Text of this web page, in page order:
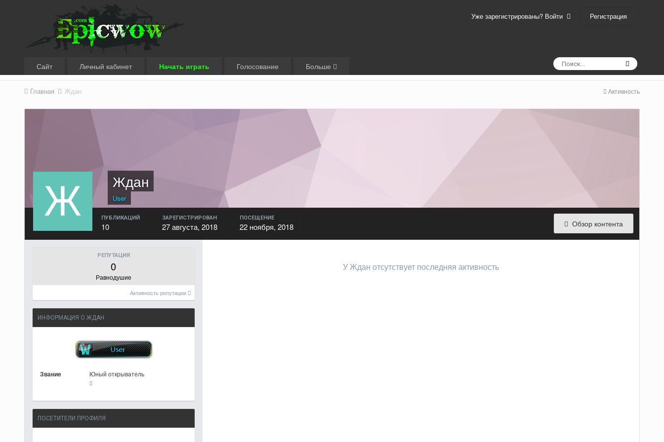
Уже зарегистрированы? Войти Регистрация
Сайт Личный кабинет Начать играть Голосование Больше
Активность
Главная Ждан
Ждан
User
Обзор контента
ПУБЛИКАЦИЙ
10
ЗАРЕГИСТРИРОВАН
27 августа, 2018
ПОСЕЩЕНИЕ
22 ноября, 2018
РЕПУТАЦИЯ
0
Равнодушие
Активность репутации
ИНФОРМАЦИЯ О ЖДАН
Звание Юный открыватель
ПОСЕТИТЕЛИ ПРОФИЛЯ
У Ждан отсутствует последняя активность